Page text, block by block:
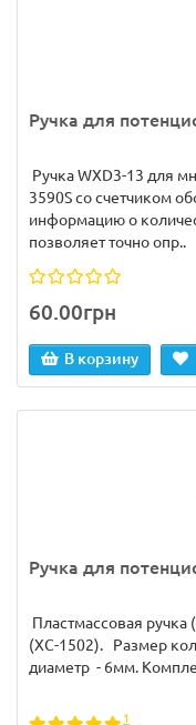
Ручка для
Ручка WXD3-13 для
3590S со счетчиком
информацию о
позволяет точно опр..
60.00грн
В корзину
Ручка для
Пластмассовая ручка
(XC-1502). Размер
диаметр - 6мм.
1